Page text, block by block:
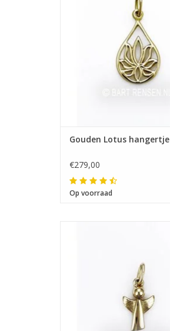
Gouden Lotus hangertje
€279,00
Op voorraad